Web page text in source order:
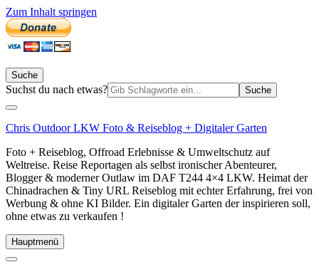
Zum Inhalt springen
Suche
Suchen
Suchst du nach etwas?
Chris Outdoor LKW Foto & Reiseblog + Digitaler Garten
Foto + Reiseblog, Offroad Erlebnisse & Umweltschutz auf
Weltreise. Reise Reportagen als selbst ironischer Abenteurer,
Blogger & moderner Outlaw im DAF T244 4×4 LKW. Heimat der
Chinadrachen & Tiny URL Reiseblog mit echter Erfahrung, frei von
Werbung & ohne KI Bilder. Ein digitaler Garten der inspirieren soll,
ohne etwas zu verkaufen !
Hauptmenü